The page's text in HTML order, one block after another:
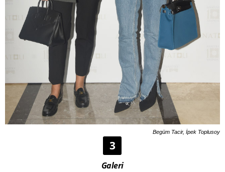
Begüm Tacir, İpek Toplusoy
3
Galeri